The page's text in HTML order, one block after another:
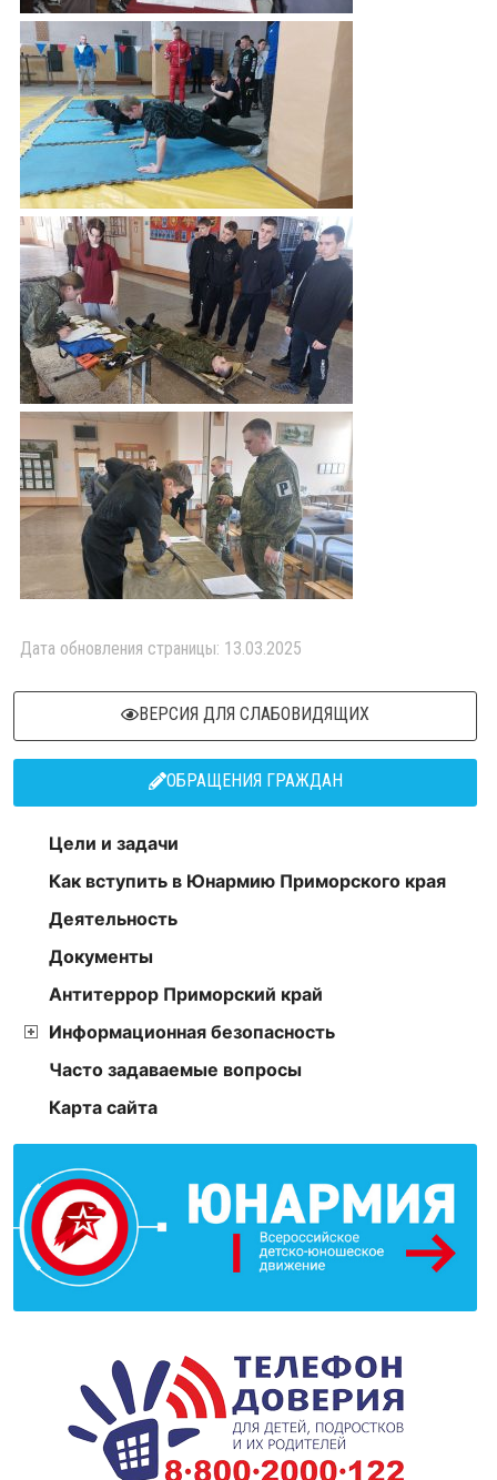
Дата обновления страницы: 13.03.2025
ВЕРСИЯ ДЛЯ СЛАБОВИДЯЩИХ
ОБРАЩЕНИЯ ГРАЖДАН
Цели и задачи
Как вступить в Юнармию Приморского края
Деятельность
Документы
Антитеррор Приморский край
Информационная безопасность
Часто задаваемые вопросы
Карта сайта